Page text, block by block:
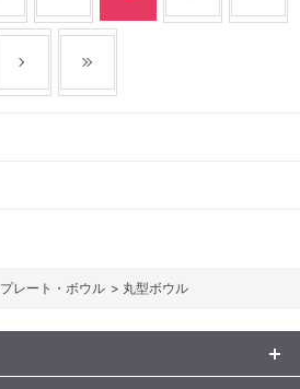
プレート・ボウル > 丸型ボウル